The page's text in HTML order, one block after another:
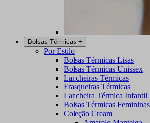
Bolsas Térmicas +
Por Estilo
Bolsas Térmicas Lisas
Bolsas Térmicas Unissex
Lancheiras Térmicas
Frasqueiras Térmicas
Lancheira Térmica Infantil
Bolsas Térmicas Femininas
Coleção Cream